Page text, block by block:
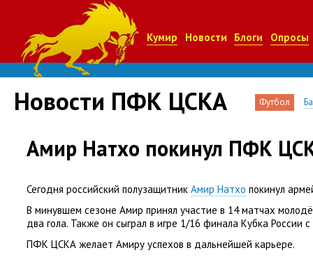
Кумир Новости Блоги Опросы
Новости ПФК ЦСКА Футбол
Амир Натхо покинул ПФК
Сегодня российский полузащитник Амир Натхо покинул
В минувшем сезоне Амир принял участие в 14 матчах
два гола. Также он сыграл в игре 1/16 финала Кубка России
ПФК ЦСКА желает Амиру успехов в дальнейшей карьере.